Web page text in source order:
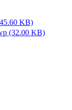
KB)
(32.00 KB)